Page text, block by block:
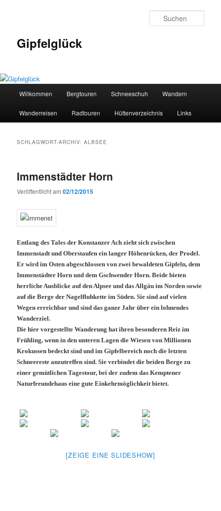
Gipfelglück
Willkommen Bergtouren Schneeschuh Wandern
Wanderreisen Radtouren Hüttenverzeichnis Links
SCHLAGWORT-ARCHIV:ALBSEE
Immenstädter Horn
Veröffentlicht am02/12/2015
Entlang des Tales der Konstanzer Ach zieht sich zwischen
Immenstadt und Oberstaufen ein langer Höhenrücken, der Prodel.
Er wird im Osten abgeschlossen von zwei bewaldeten Gipfeln, dem
Immenstädter Horn und dem Gschwender Horn. Beide bieten
herrliche Ausblicke auf den Alpsee und das Allgäu im Norden sowie
auf die Berge der Nagelfluhkette im Süden. Sie sind auf vielen
Wegen erreichbar und sind das ganze Jahr über ein lohnendes
Wanderziel.
Die hier vorgestellte Wanderung hat ihren besonderen Reiz im
Frühling, wenn in den unteren Lagen die Wiesen von Millionen
Krokussen bedeckt sind und im Gipfelbereich noch die letzten
Schneereste anzutreffen sind. Sie verbindet die beiden Berge zu
einer gemütlichen Tagestour, bei der zudem das Kemptener
Naturfreundehaus eine gute Einkehrmöglichkeit bietet.
[ZEIGE EINE SLIDESHOW]